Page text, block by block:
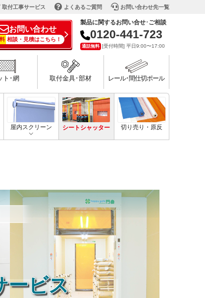
取付工事サービス よくあるご質問 お問い合わせ先一覧
お問い合わせ
相談・見積はこちら！
製品に関するお問い合せ･ご相談
0120-441-723
通話無料 [受付時間] 平日9:00〜17:00
ト･網 取付金具･部材 レール･間仕切ポール
屋内スクリーン シートシャッター 切り売り・原反
ービス